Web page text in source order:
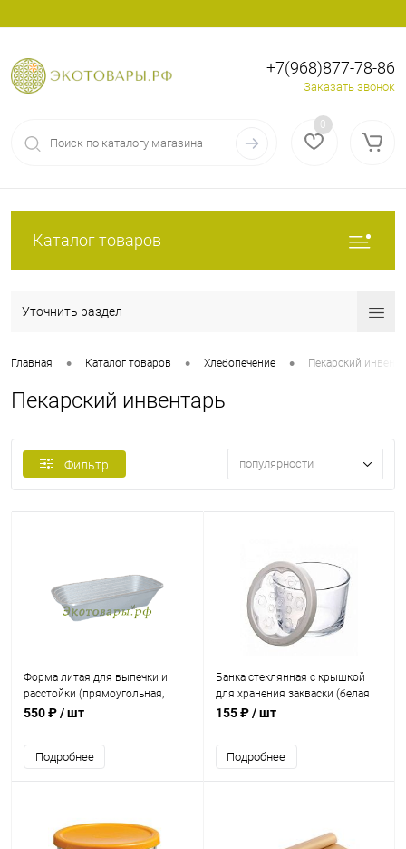
Вход Регистрация
+7(968)877-78-86
Заказать звонок
0
Каталог товаров
Уточнить раздел
Главная • Каталог товаров • Хлебопечение • Пекарский
Пекарский инвентарь
Фильтр популярности
Форма литая для выпечки и
расстойки (прямоугольная,
узкая) (285х135х65 мм)
550 ₽/ шт
Подробнее
Банка стеклянная с крышкой
для хранения закваски (белая
крышка) / 220 мл
155 ₽/ шт
Подробнее